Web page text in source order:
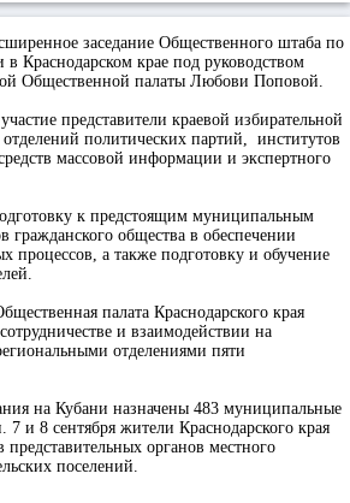
заседание Общественного штаба по
Краснодарском крае под руководством
Общественной палаты Любови Поповой.
представители краевой избирательной
политических партий, институтов
массовой информации и экспертного
к предстоящим муниципальным
гражданского общества в обеспечении
процессов, а также подготовку и обучение
палата Краснодарского края
и взаимодействии на
отделениями пяти
на Кубани назначены 483 муниципальные
7 и 8 сентября жители Краснодарского края
представительных органов местного
поселений.